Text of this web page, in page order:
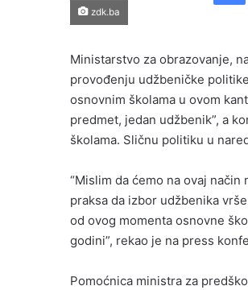
zdk.ba
Ministarstvo za obrazovanje,
provođenju udžbeničke
osnovnim školama u ovom
predmet, jedan udžbenik”, a
školama. Sličnu politiku u
“Mislim da ćemo na ovaj
praksa da izbor udžbenika
od ovog momenta osnovne
godini”, rekao je na press
Pomoćnica ministra za